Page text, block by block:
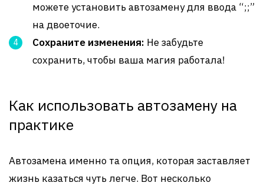
можете установить автозамену для ввода “;;”
на двоеточие.
Сохраните изменения: Не забудьте
сохранить, чтобы ваша магия работала!
Как использовать автозамену на
практике
Автозамена именно та опция, которая заставляет
жизнь казаться чуть легче. Вот несколько